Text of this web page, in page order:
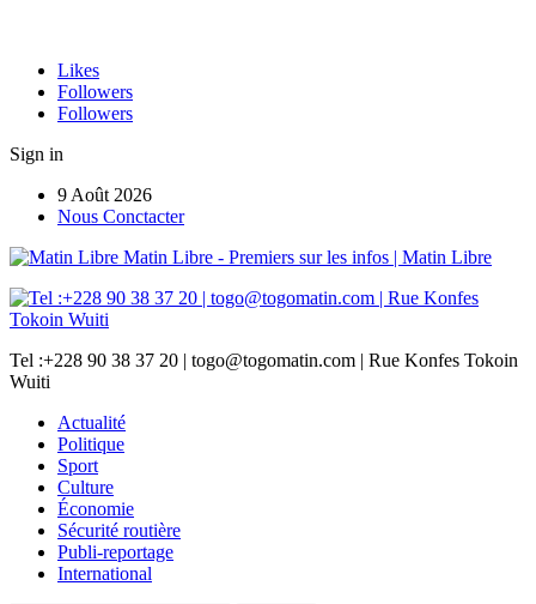
Likes
Followers
Followers
Sign in
9 Août 2026
Nous Conctacter
Matin Libre - Premiers sur les infos | Matin Libre
Tel :+228 90 38 37 20 | togo@togomatin.com | Rue Konfes Tokoin
Wuiti
Actualité
Politique
Sport
Culture
Économie
Sécurité routière
Publi-reportage
International